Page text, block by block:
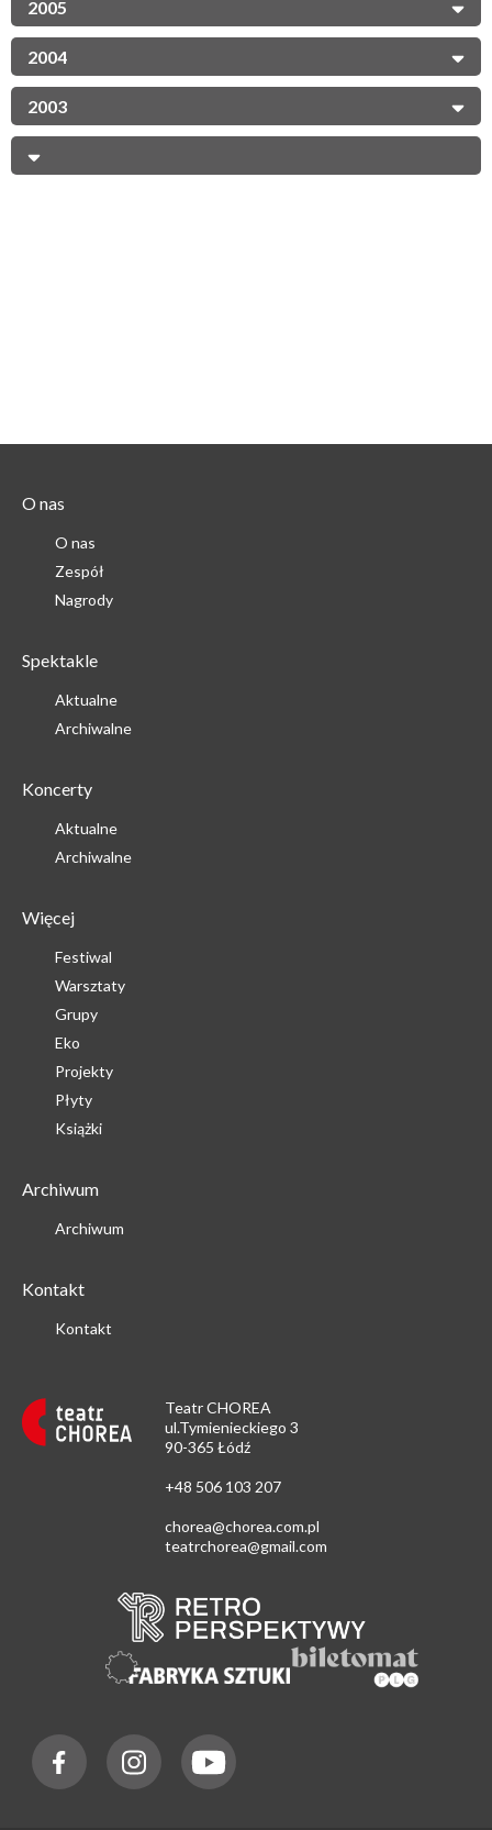
2005
2004
2003
Teatr CHOREA
ul.Tymienieckiego 3
90-365 Łódź
+48 506 103 207
chorea@chorea.com.pl
teatrchorea@gmail.com
O nas
O nas
Zespół
Nagrody
Spektakle
Aktualne
Archiwalne
Koncerty
Aktualne
Archiwalne
Więcej
Festiwal
Warsztaty
Grupy
Eko
Projekty
Płyty
Książki
Archiwum
Archiwum
Kontakt
Kontakt